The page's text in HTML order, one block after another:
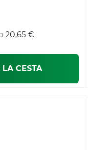
20,65 €
CESTA